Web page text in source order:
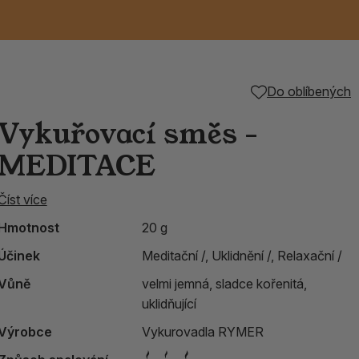
Orientální kovové
lucerny
Do oblíbených
směs -
více
20 g
Meditační /, Uklidnění /, Relaxační /
velmi jemná, sladce kořenitá,
uklidňující
Vykurovadla RYMER